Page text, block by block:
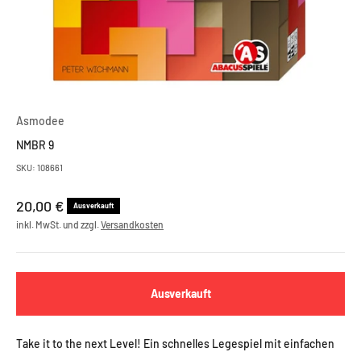
Asmodee
NMBR 9
SKU: 108661
Angebot
20,00 € Ausverkauft
inkl. MwSt. und zzgl.Versandkosten
Ausverkauft
Take it to the next Level! Ein schnelles Legespiel mit einfachen